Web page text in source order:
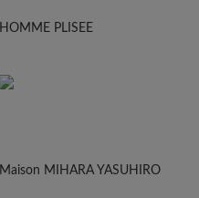
HOMME PLISEE
Maison MIHARA YASUHIRO